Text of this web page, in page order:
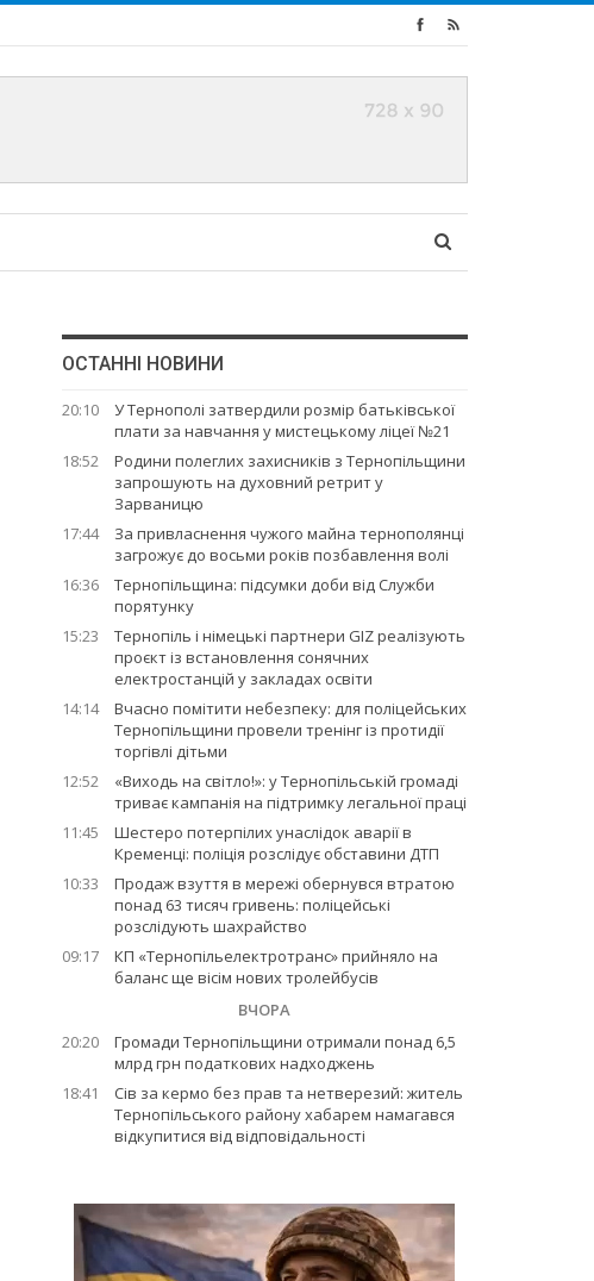
ОСТАННІ НОВИНИ
20:10
У Тернополі затвердили розмір батьківської
плати за навчання у мистецькому ліцеї №21
18:52
Родини полеглих захисників з Тернопільщини
запрошують на духовний ретрит у
Зарваницю
17:44
За привласнення чужого майна тернополянці
загрожує до восьми років позбавлення волі
16:36
Тернопільщина: підсумки доби від Служби
порятунку
15:23
Тернопіль і німецькі партнери GIZ реалізують
проєкт із встановлення сонячних
електростанцій у закладах освіти
14:14
Вчасно помітити небезпеку: для поліцейських
Тернопільщини провели тренінг із протидії
торгівлі дітьми
12:52
«Виходь на світло!»: у Тернопільській громаді
триває кампанія на підтримку легальної праці
11:45
Шестеро потерпілих унаслідок аварії в
Кременці: поліція розслідує обставини ДТП
10:33
Продаж взуття в мережі обернувся втратою
понад 63 тисяч гривень: поліцейські
розслідують шахрайство
09:17
КП «Тернопільелектротранс» прийняло на
баланс ще вісім нових тролейбусів
ВЧОРА
20:20
Громади Тернопільщини отримали понад 6,5
млрд грн податкових надходжень
18:41
Сів за кермо без прав та нетверезий: житель
Тернопільського району хабарем намагався
відкупитися від відповідальності